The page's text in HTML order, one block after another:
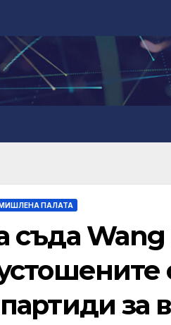
ПАЛАТА
Wang
за